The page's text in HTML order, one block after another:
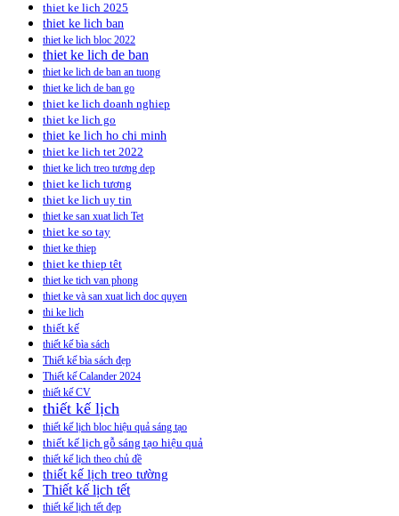
thiet ke lich 2025
thiet ke lich ban
thiet ke lich bloc 2022
thiet ke lich de ban
thiet ke lich de ban an tuong
thiet ke lich de ban go
thiet ke lich doanh nghiep
thiet ke lich go
thiet ke lich ho chi minh
thiet ke lich tet 2022
thiet ke lich treo tương dep
thiet ke lich tương
thiet ke lich uy tin
thiet ke san xuat lich Tet
thiet ke so tay
thiet ke thiep
thiet ke thiep têt
thiet ke tich van phong
thiet ke và san xuat lich doc quyen
thi ke lich
thiết kế
thiết kế bìa sách
Thiết kế bìa sách đẹp
Thiết kế Calander 2024
thiết kế CV
thiết kế lịch
thiết kế lịch bloc hiệu quả sáng tạo
thiết kế lịch gỗ sáng tạo hiệu quả
thiết kế lịch theo chủ đề
thiết kế lịch treo tường
Thiết kế lịch tết
thiết kế lịch tết đẹp